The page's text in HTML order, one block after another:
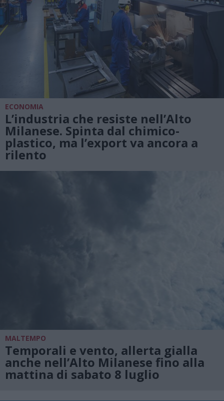
ECONOMIA
L’industria che resiste nell’Alto
Milanese. Spinta dal chimico-
plastico, ma l’export va ancora a
rilento
MALTEMPO
Temporali e vento, allerta gialla
anche nell’Alto Milanese fino alla
mattina di sabato 8 luglio